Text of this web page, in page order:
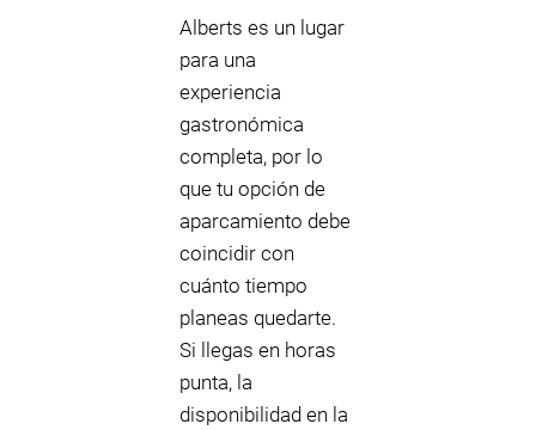
Alberts es un lugar
para una
experiencia
gastronómica
completa, por lo
que tu opción de
aparcamiento debe
coincidir con
cuánto tiempo
planeas quedarte.
Si llegas en horas
punta, la
disponibilidad en la